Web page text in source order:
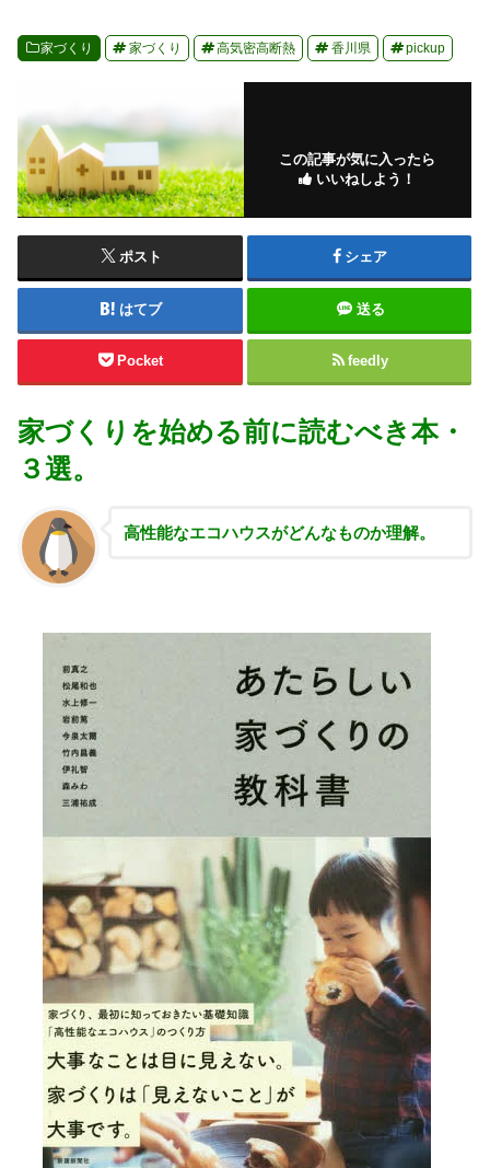
家づくり 家づくり 高気密高断熱 香川県 pickup
この記事が気に入ったら
いいねしよう！
ポスト シェア
はてブ 送る
Pocket feedly
家づくりを始める前に読むべき本・
３選。
高性能なエコハウスがどんなものか理解。